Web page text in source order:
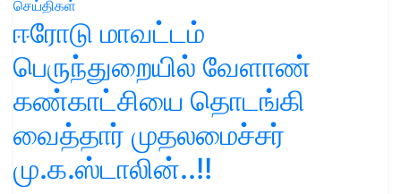
செய்திகள்
ஈரோடு மாவட்டம்
பெருந்துறையில் வேளாண்
கண்காட்சியை தொடங்கி
வைத்தார் முதலமைச்சர்
மு.க.ஸ்டாலின்..!!